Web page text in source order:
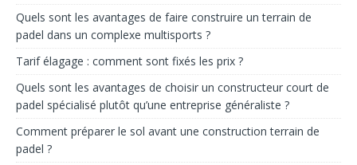
Quels sont les avantages de faire construire un terrain de
padel dans un complexe multisports ?
Tarif élagage : comment sont fixés les prix ?
Quels sont les avantages de choisir un constructeur court de
padel spécialisé plutôt qu’une entreprise généraliste ?
Comment préparer le sol avant une construction terrain de
padel ?